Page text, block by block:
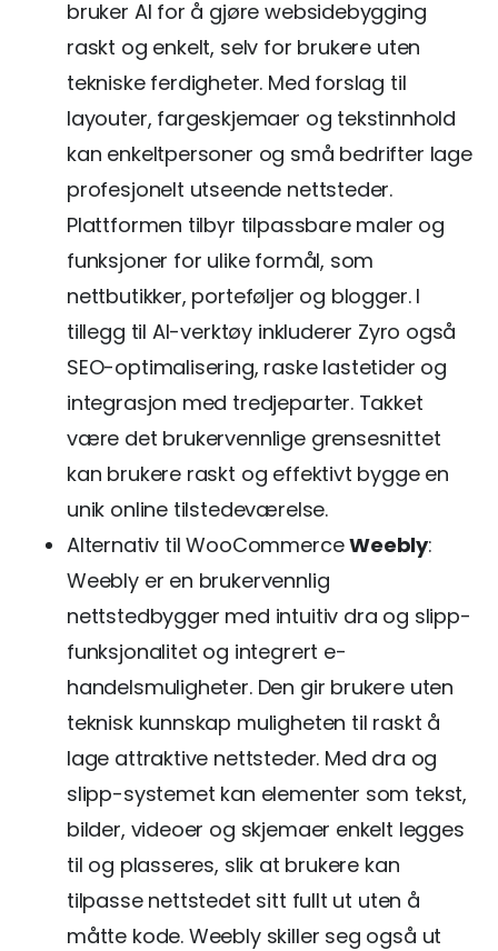
bruker AI for å gjøre websidebygging
raskt og enkelt, selv for brukere uten
tekniske ferdigheter. Med forslag til
layouter, fargeskjemaer og tekstinnhold
kan enkeltpersoner og små bedrifter lage
profesjonelt utseende nettsteder.
Plattformen tilbyr tilpassbare maler og
funksjoner for ulike formål, som
nettbutikker, porteføljer og blogger. I
tillegg til AI-verktøy inkluderer Zyro også
SEO-optimalisering, raske lastetider og
integrasjon med tredjeparter. Takket
være det brukervennlige grensesnittet
kan brukere raskt og effektivt bygge en
unik online tilstedeværelse.
Alternativ til WooCommerceWeebly:
Weebly er en brukervennlig
nettstedbygger med intuitiv dra og slipp-
funksjonalitet og integrert e-
handelsmuligheter. Den gir brukere uten
teknisk kunnskap muligheten til raskt å
lage attraktive nettsteder. Med dra og
slipp-systemet kan elementer som tekst,
bilder, videoer og skjemaer enkelt legges
til og plasseres, slik at brukere kan
tilpasse nettstedet sitt fullt ut uten å
måtte kode. Weebly skiller seg også ut